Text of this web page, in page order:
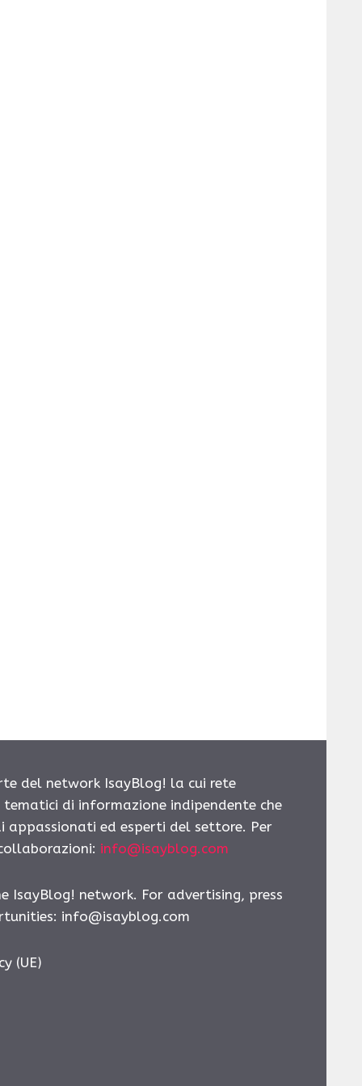
del network IsayBlog! la cui rete
di informazione indipendente che
ed esperti del settore. Per
info@isayblog.com
IsayBlog! network. For advertising, press
info@isayblog.com
(UE)